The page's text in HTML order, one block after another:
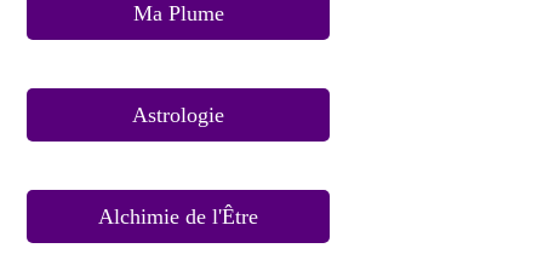
Ma Plume
Astrologie
Alchimie de l'Être